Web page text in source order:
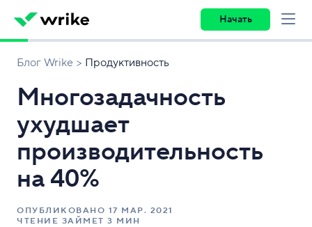
Начать
Блог Wrike Продуктивность
Многозадачность
ухудшает
производительность
на 40%
ОПУБЛИКОВАНО 17 МАР. 2021
ЧТЕНИЕ ЗАЙМЕТ 3 МИН